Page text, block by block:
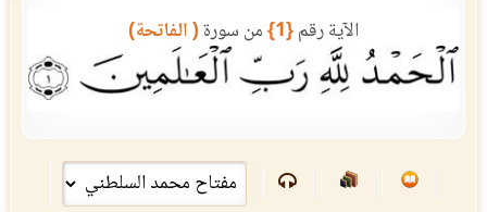
الآية رقم{1} من سورة( الفاتحة)